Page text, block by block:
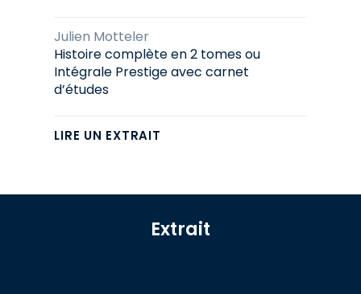
Julien Motteler
Histoire complète en 2 tomes ou
Intégrale Prestige avec carnet
d’études
LIRE UN EXTRAIT
Extrait